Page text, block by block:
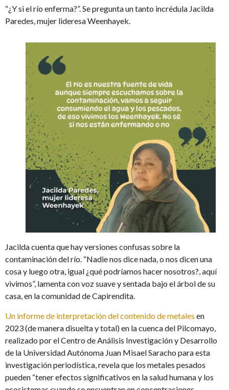
“¿Y si el río enferma?”. Se pregunta un tanto incrédula Jacilda
Paredes, mujer lideresa Weenhayek.
Jacilda cuenta que hay versiones confusas sobre la
contaminación del río. “Nadie nos dice nada, o nos dicen una
cosa y luego otra, igual ¿qué podríamos hacer nosotros?, aquí
vivimos”, lamenta con voz suave y sentada bajo el árbol de su
casa, en la comunidad de Capirendita.
Un informe de interpretación del contenido de metales en
2023 (de manera disuelta y total) en la cuenca del Pilcomayo,
realizado por el Centro de Análisis Investigación y Desarrollo
de la Universidad Autónoma Juan Misael Saracho para esta
investigación periodística, revela que los metales pesados
pueden “tener efectos significativos en la salud humana y los